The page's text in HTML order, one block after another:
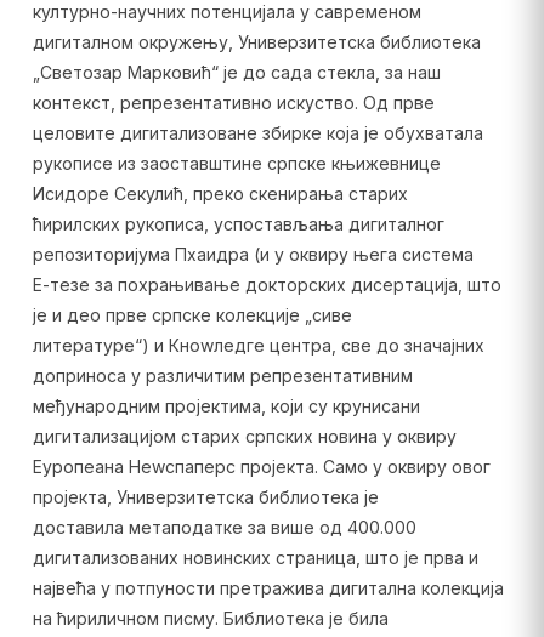
културно-научних потенцијала у савременом
дигиталном окружењу, Универзитетска библиотека
„Светозар Марковић“ је до сада стекла, за наш
контекст, репрезентативно искуство. Од прве
целовите дигитализоване збирке која је обухватала
рукописе из заоставштине српске књижевнице
Исидоре Секулић, преко скенирања старих
ћирилских рукописа, успостављања дигиталног
репозиторијума Пхаидра (и у оквиру њега система
Е-тезе за похрањивање докторских дисертација, што
је и део прве српске колекције „сиве
литературе“) и Кноwледге центра, све до значајних
доприноса у различитим репрезентативним
међународним пројектима, који су крунисани
дигитализацијом старих српских новина у оквиру
Еуропеана Неwспаперс пројекта. Само у оквиру овог
пројекта, Универзитетска библиотека је
доставила метаподатке за више од 400.000
дигитализованих новинских страница, што је прва и
највећа у потпуности претражива дигитална колекција
на ћириличном писму. Библиотека је била